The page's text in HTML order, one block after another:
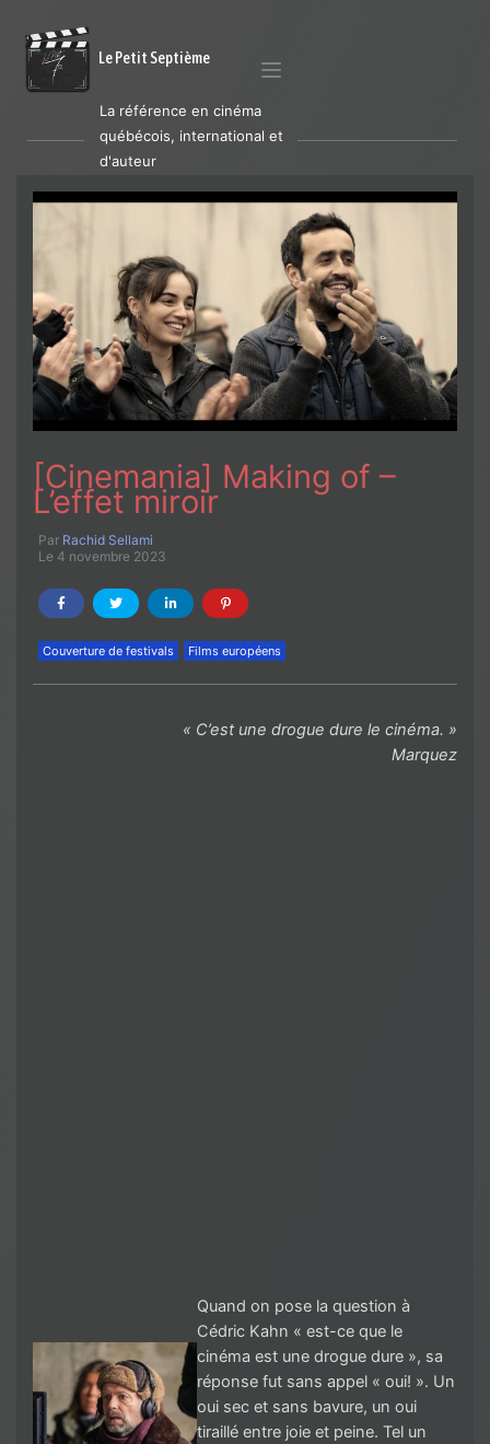
Le Petit Septième
La référence en cinéma
québécois, international et
d'auteur
[Cinemania] Making of –
L’effet miroir
Par Rachid Sellami
Le 4 novembre 2023
Couverture de festivals Films européens
« C’est une drogue dure le cinéma. »
Marquez
Quand on pose la question à
Cédric Kahn « est-ce que le
cinéma est une drogue dure », sa
réponse fut sans appel « oui! ». Un
oui sec et sans bavure, un oui
tiraillé entre joie et peine. Tel un